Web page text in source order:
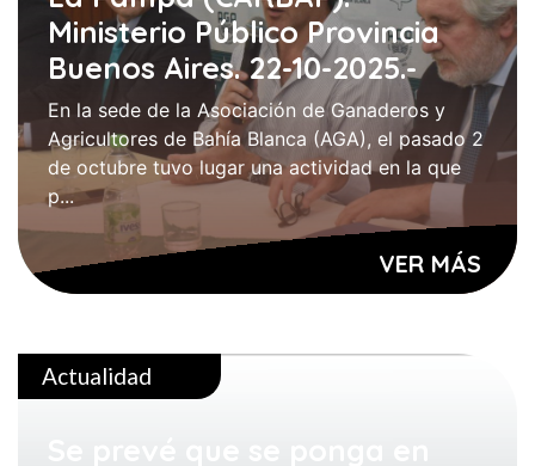
Ministerio Público Provincia
Buenos Aires. 22-10-2025.-
En la sede de la Asociación de Ganaderos y
Agricultores de Bahía Blanca (AGA), el pasado 2
de octubre tuvo lugar una actividad en la que
p...
VER MÁS
Actualidad